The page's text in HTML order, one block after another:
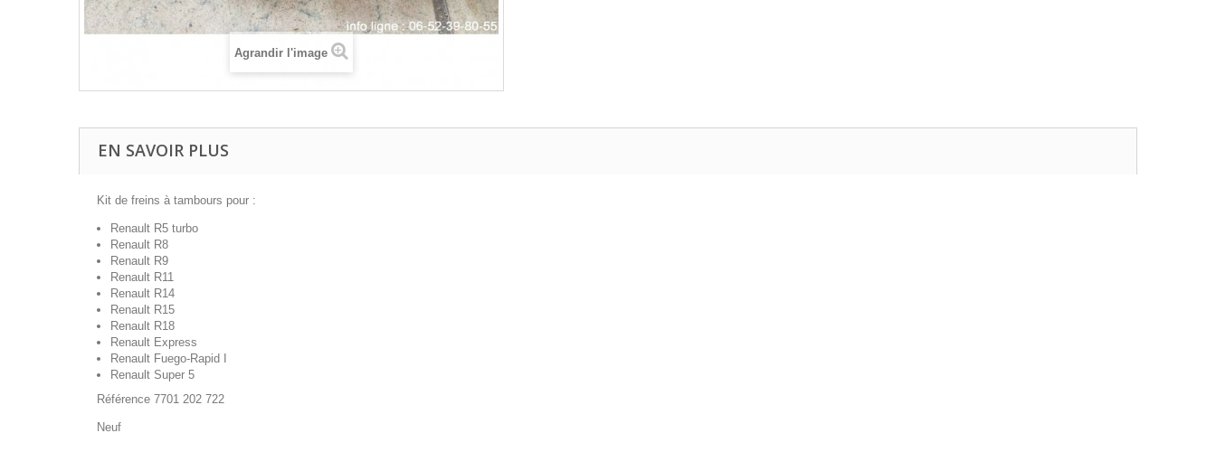
Agrandir l'image
EN SAVOIR PLUS
Kit de freins à tambours pour :
Renault R5 turbo
Renault R8
Renault R9
Renault R11
Renault R14
Renault R15
Renault R18
Renault Express
Renault Fuego-Rapid I
Renault Super 5
Référence 7701 202 722
Neuf